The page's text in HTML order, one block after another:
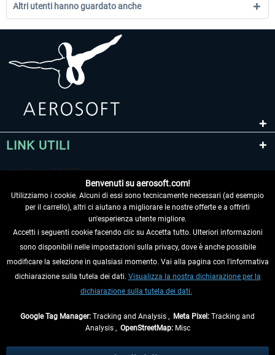
Altri utenti hanno guardato anche
LINK UTILI
RECEDERE DAL CONTRATTO
INFORMAZIONI
Benvenuti su aerosoft.com!
Utilizziamo i cookie. Alcuni di essi sono tecnicamente necessari (ad esempio
per il carrello), altri ci aiutano a migliorare le nostre offerte e a offrirti
un'esperienza utente migliore.
Accetti i seguenti cookie facendo clic su Accetta tutto. Ulteriori informazioni
sono disponibili nelle impostazioni sulla privacy, dove è anche possibile
modificare la selezione in qualsiasi momento. Vai alla pagina con l'informativa
dichiarazione sulla tutela dei dati. Visualizza la nostra dichiarazione per la
dichiarazione sulla tutela dei dati.
Google Tag Manager: Tracking and Analysis , Meta Pixel: Tracking and
Analysis , OpenStreetMap:Misc